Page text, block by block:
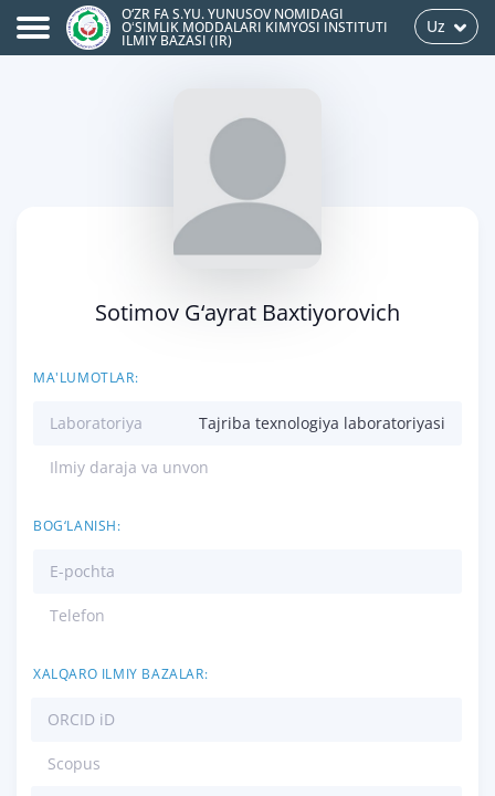
O‘ZR FA S.YU. YUNUSOV NOMIDAGI
OʻSIMLIK MODDALARI KIMYOSI INSTITUTI
ILMIY BAZASI (IR)
Uz
Sotimov G‘ayrat Baxtiyorovich
MA'LUMOTLAR:
Laboratoriya Tajriba texnologiya laboratoriyasi
Ilmiy daraja va unvon
BOG‘LANISH:
E-pochta
Telefon
XALQARO ILMIY BAZALAR:
ORCID iD
Scopus